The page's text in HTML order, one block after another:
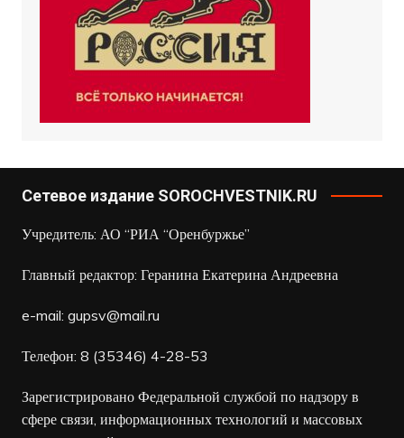
Сетевое издание SOROCHVESTNIK.RU
Учредитель: АО “РИА “Оренбуржье”
Главный редактор: Геранина Екатерина Андреевна
e-mail: gupsv@mail.ru
Телефон: 8 (35346) 4-28-53
Зарегистрировано Федеральной службой по надзору в
сфере связи, информационных технологий и массовых